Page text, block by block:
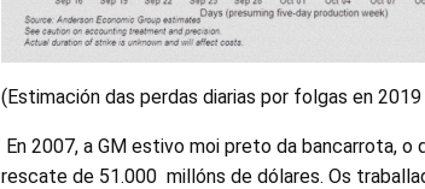
(Estimación das perdas diarias por folgas en 2019
En 2007, a GM estivo moi preto da bancarrota,
rescate de 51.000 millóns de dólares. Os